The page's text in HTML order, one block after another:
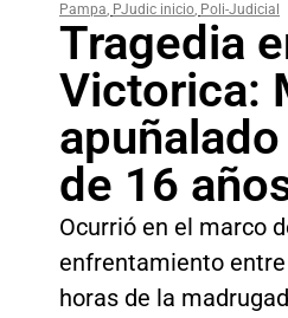
Pampa, PJudic inicio, Poli-Judicial
Tragedia
Victorica:
de 16
Ocurrió en el marco
enfrentamiento
horas de la